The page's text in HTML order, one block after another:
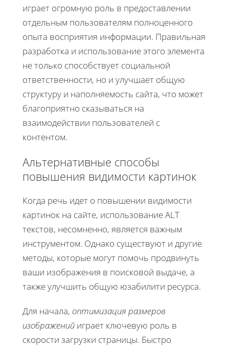
играет огромную роль в предоставлении
отдельным пользователям полноценного
опыта восприятия информации. Правильная
разработка и использование этого элемента
не только способствует социальной
ответственности, но и улучшает общую
структуру и наполняемость сайта, что может
благоприятно сказываться на
взаимодействии пользователей с
контентом.
Альтернативные способы
повышения видимости картинок
Когда речь идет о повышении видимости
картинок на сайте, использование ALT
текстов, несомненно, является важным
инструментом. Однако существуют и другие
методы, которые могут помочь продвинуть
ваши изображения в поисковой выдаче, а
также улучшить общую юзабилити ресурса.
Для начала, оптимизация размеров
изображений играет ключевую роль в
скорости загрузки страницы. Быстро